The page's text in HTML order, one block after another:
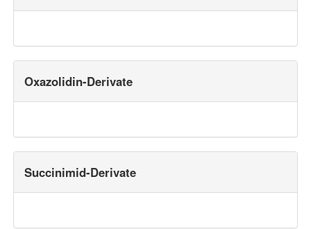
Oxazolidin-Derivate
Succinimid-Derivate